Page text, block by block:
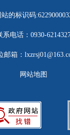
站的标识码
系电话：0930-
邮箱：
网站地图